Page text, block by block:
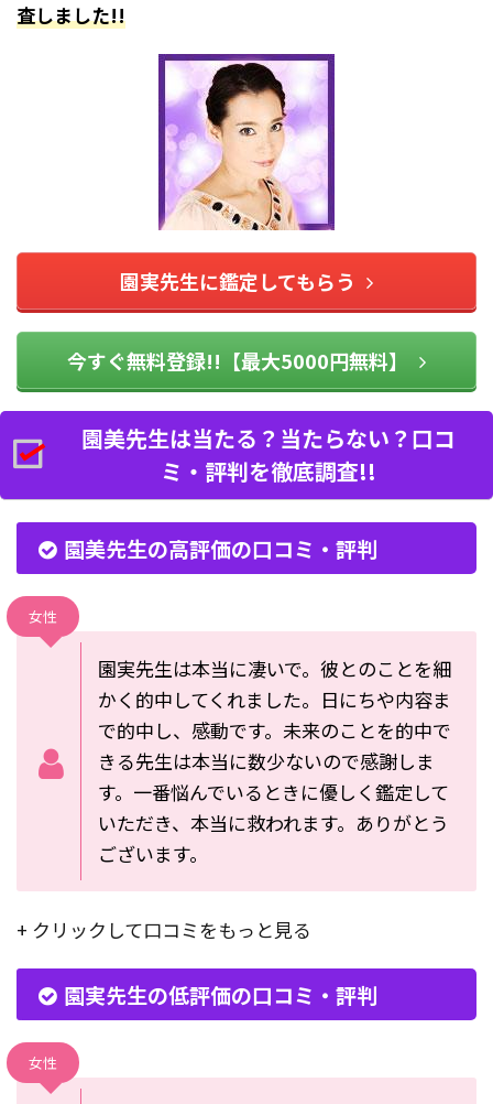
査しました!!
園実先生に鑑定してもらう
今すぐ無料登録!!【最大5000円無料】
園美先生は当たる？当たらない？口コ
ミ・評判を徹底調査!!
園美先生の高評価の口コミ・評判
女性
園実先生は本当に凄いで。彼とのことを細
かく的中してくれました。日にちや内容ま
で的中し、感動です。未来のことを的中で
きる先生は本当に数少ないので感謝しま
す。一番悩んでいるときに優しく鑑定して
いただき、本当に救われます。ありがとう
ございます。
+ クリックして口コミをもっと見る
園実先生の低評価の口コミ・評判
女性